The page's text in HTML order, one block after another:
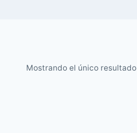
Mostrando el único resultado